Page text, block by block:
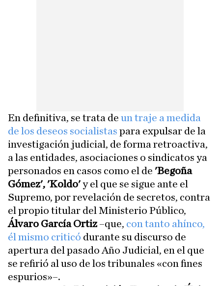
En definitiva, se trata de un traje a medida
de los deseos socialistas para expulsar de la
investigación judicial, de forma retroactiva,
a las entidades, asociaciones o sindicatos ya
personados en casos como el de 'Begoña
Gómez', 'Koldo'y el que se sigue ante el
Supremo, por revelación de secretos, contra
el propio titular del Ministerio Público,
Álvaro García Ortiz–que, con tanto ahínco,
él mismo criticó durante su discurso de
apertura del pasado Año Judicial, en el que
se refirió al uso de los tribunales «con fines
espurios»–.